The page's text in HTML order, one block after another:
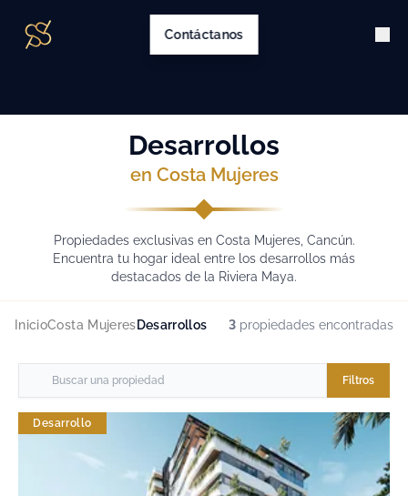
Contáctanos
Desarrollos
en Costa Mujeres
Propiedades exclusivas en Costa Mujeres, Cancún.
Encuentra tu hogar ideal entre los desarrollos más
destacados de la Riviera Maya.
InicioCosta MujeresDesarrollos 3 propiedades encontradas
Filtros
Desarrollo